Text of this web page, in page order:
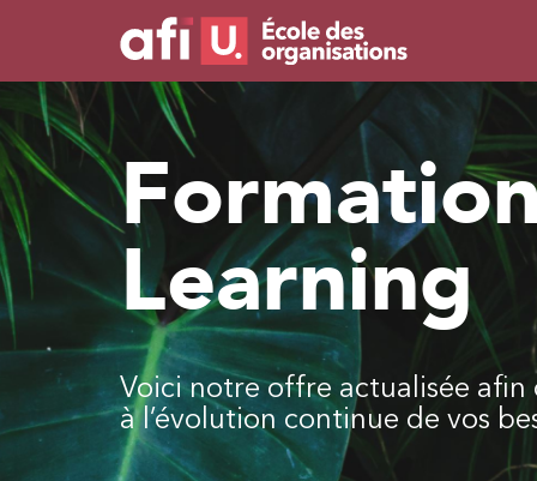
Learning
Voici notre offre actualisée
à l’évolution continue de vos